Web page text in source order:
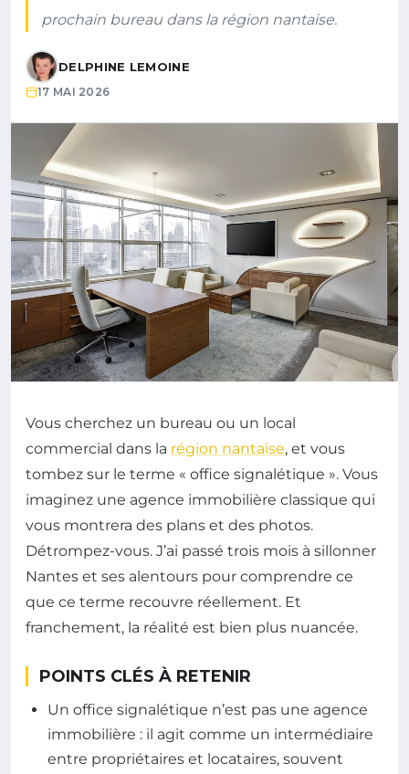
prochain bureau dans la région nantaise.
DELPHINE LEMOINE
17 MAI 2026
Vous cherchez un bureau ou un local
commercial dans la région nantaise, et vous
tombez sur le terme « office signalétique ». Vous
imaginez une agence immobilière classique qui
vous montrera des plans et des photos.
Détrompez-vous. J’ai passé trois mois à sillonner
Nantes et ses alentours pour comprendre ce
que ce terme recouvre réellement. Et
franchement, la réalité est bien plus nuancée.
POINTS CLÉS À RETENIR
Un office signalétique n’est pas une agence
immobilière : il agit comme un intermédiaire
entre propriétaires et locataires, souvent